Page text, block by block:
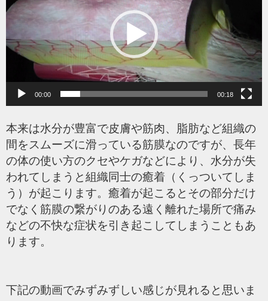
レ
ヤ
00:00 00:18
本来は水分が豊富で皮膚や筋肉、脂肪など組織の
間をスムーズに滑っている筋膜なのですが、長年
の体の使い方のクセやケガなどにより、水分が失
われてしまうと組織同士の癒着（くっついてしま
う）が起こります。癒着が起こるとその部分だけ
でなく筋膜の繋がりのある遠く離れた場所で痛み
などの不快な症状を引き起こしてしまうこともあ
ります。
下記の動画でみずみずしい感じが見れると思いま